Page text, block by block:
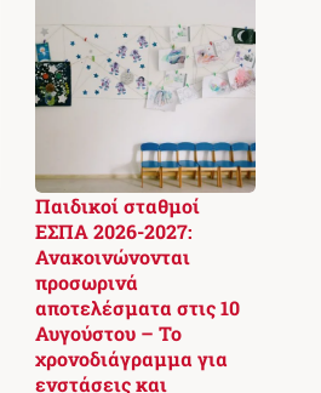
Παιδικοί σταθμοί
ΕΣΠΑ 2026-2027:
Ανακοινώνονται
προσωρινά
αποτελέσματα στις 10
Αυγούστου – Το
χρονοδιάγραμμα για
ενστάσεις και